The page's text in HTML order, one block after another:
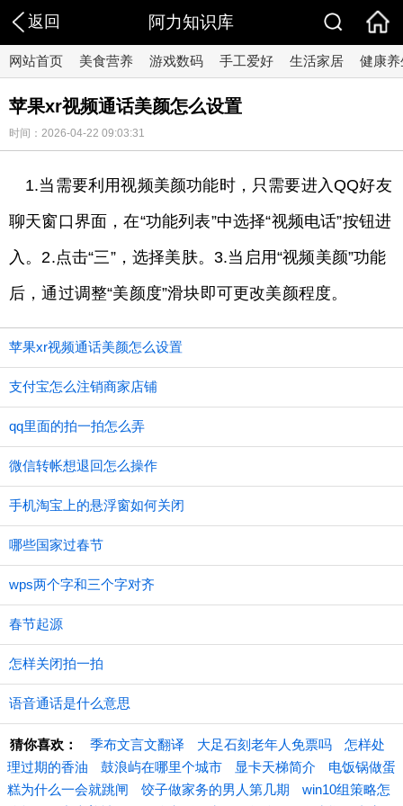
返回 阿力知识库
网站首页 美食营养 游戏数码 手工爱好 生活家居 健康养
苹果xr视频通话美颜怎么设置
时间：2026-04-22 09:03:31
1.当需要利用视频美颜功能时，只需要进入QQ好友
聊天窗口界面，在“功能列表”中选择“视频电话”按钮进
入。2.点击“三”，选择美肤。3.当启用“视频美颜”功能
后，通过调整“美颜度”滑块即可更改美颜程度。
苹果xr视频通话美颜怎么设置
支付宝怎么注销商家店铺
qq里面的拍一拍怎么弄
微信转帐想退回怎么操作
手机淘宝上的悬浮窗如何关闭
哪些国家过春节
wps两个字和三个字对齐
春节起源
怎样关闭拍一拍
语音通话是什么意思
猜你喜欢： 季布文言文翻译 大足石刻老年人免票吗
怎样处
理过期的香油
鼓浪屿在哪里个城市 显卡天梯简介
电饭锅做蛋
糕为什么一会就跳闸
饺子做家务的男人第几期
win10组策略怎